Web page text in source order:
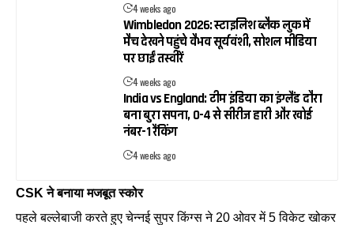
4 weeks ago
Wimbledon 2026: स्टाइलिश ब्लैक लुक में
मैच देखने पहुंचे वैभव सूर्यवंशी, सोशल मीडिया
पर छाईं तस्वीरें
4 weeks ago
India vs England: टीम इंडिया का इंग्लैंड दौरा
बना बुरा सपना, 0-4 से सीरीज हारी और खोई
नंबर-1 रैंकिंग
4 weeks ago
CSK ने बनाया मजबूत स्कोर
पहले बल्लेबाजी करते हुए चेन्नई सुपर किंग्स ने 20 ओवर में 5 विकेट खोकर